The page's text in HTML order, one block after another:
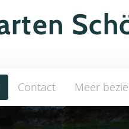
Contact Meer